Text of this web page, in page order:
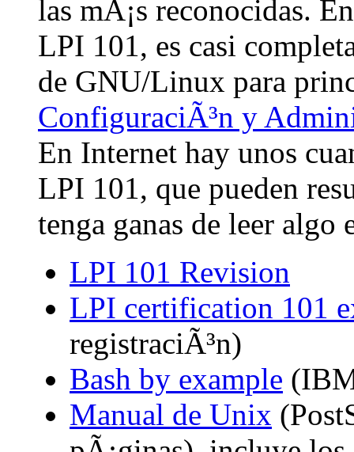
las mÃ¡s reconocidas.
LPI 101, es casi
de GNU/Linux para
ConfiguraciÃ³n y
En Internet hay unos
LPI 101, que pueden
tenga ganas de leer algo
LPI 101 Revision
LPI certification 101
registraciÃ³n)
Bash by example
Manual de Unix